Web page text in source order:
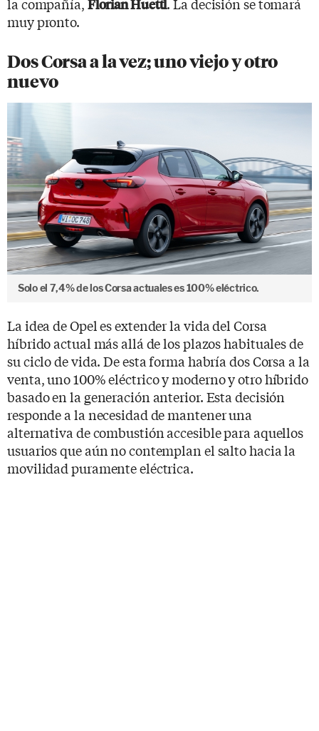
Florian Huettl
muy pronto.
Dos Corsa a la vez; uno viejo y otro
nuevo
Solo el 7,4% de los Corsa actuales es 100% eléctrico.
La idea de Opel es extender la vida del Corsa
híbrido actual más allá de los plazos habituales de
su ciclo de vida. De esta forma habría dos Corsa a la
venta, uno 100% eléctrico y moderno y otro híbrido
basado en la generación anterior. Esta decisión
responde a la necesidad de mantener una
alternativa de combustión accesible para aquellos
usuarios que aún no contemplan el salto hacia la
movilidad puramente eléctrica.